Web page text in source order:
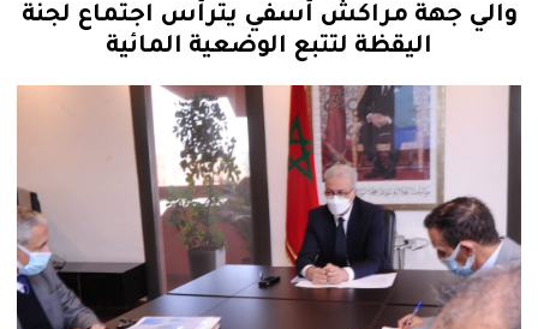
دولية
المرأة
والي جهة مراكش أسفي يترأس اجتماع لجنة
اليقظة لتتبع الوضعية المائية